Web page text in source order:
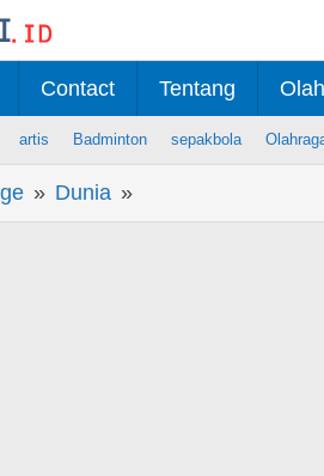
Contact Tentang
artis Badminton sepakbola
» Dunia »
Program